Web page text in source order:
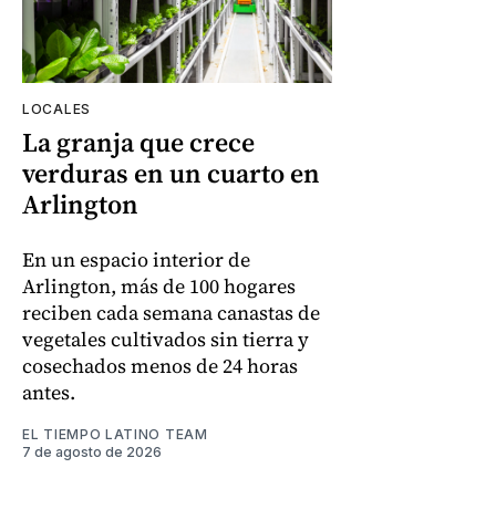
LOCALES
La granja que crece
verduras en un cuarto en
Arlington
En un espacio interior de
Arlington, más de 100 hogares
reciben cada semana canastas de
vegetales cultivados sin tierra y
cosechados menos de 24 horas
antes.
EL TIEMPO LATINO TEAM
7 de agosto de 2026